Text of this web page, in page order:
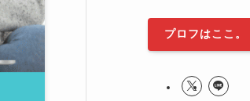
プロフはここ。